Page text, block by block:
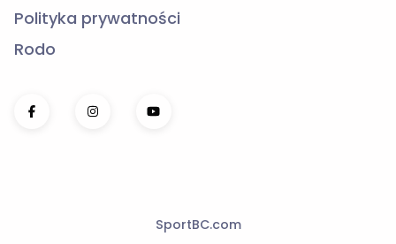
Polityka prywatności
Rodo
SportBC.com